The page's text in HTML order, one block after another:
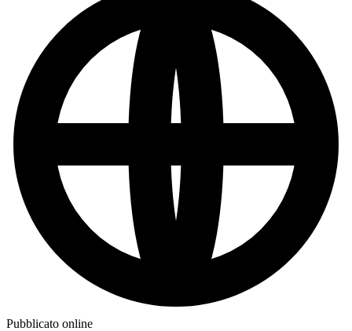
Pubblicato online